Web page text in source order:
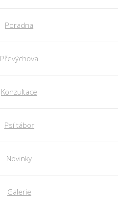
Poradna
Převýchova
Konzultace
Psí tábor
Novinky
Galerie